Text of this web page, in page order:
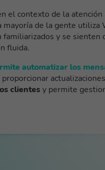
el contexto de la
mayoría de la gente
y se
fluida.
automatizar los
clientesy permite